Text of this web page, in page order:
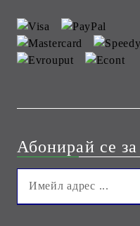
Абонирай се